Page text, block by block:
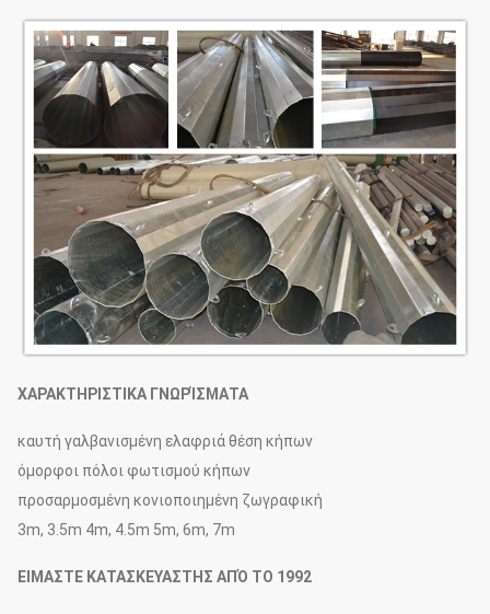
ΧΑΡΑΚΤΗΡΙΣΤΙΚΑ ΓΝΩΡΊΣΜΑΤΑ
καυτή γαλβανισμένη ελαφριά θέση κήπων
όμορφοι πόλοι φωτισμού κήπων
προσαρμοσμένη κονιοποιημένη ζωγραφική
3m, 3.5m 4m, 4.5m 5m, 6m, 7m
ΕΙΜΑΣΤΕ ΚΑΤΑΣΚΕΥΑΣΤΗΣ ΑΠΌ ΤΟ 1992